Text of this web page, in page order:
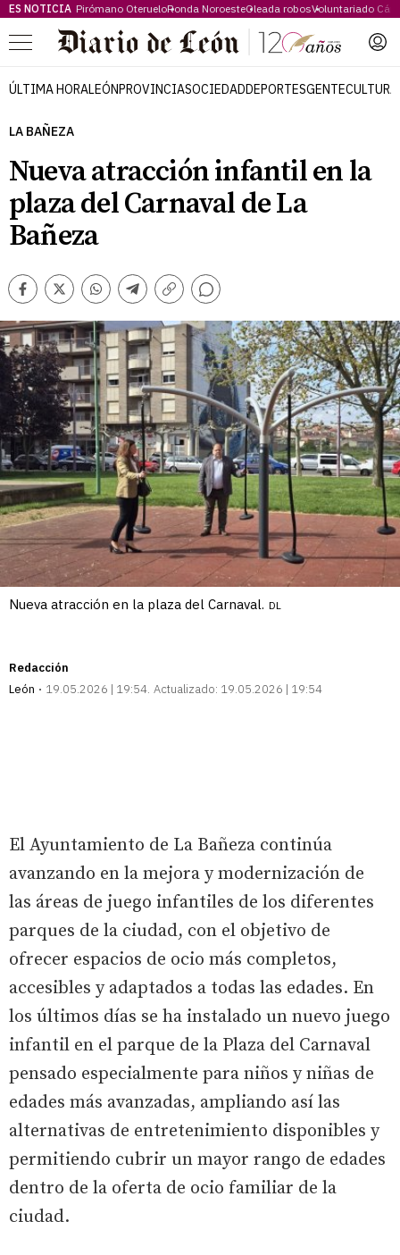
ES NOTICIA Pirómano OterueloRonda NoroesteOleada robosVoluntariado
Menú
ÚLTIMA HORALEÓNPROVINCIASOCIEDADDEPORTESGENTECULTURA
LA BAÑEZA
Nueva atracción infantil en la
plaza del Carnaval de La
Bañeza
Facebook
TwitterWhatsappTelegram
Copiar
Comentarios
Nueva atracción en la plaza del Carnaval. DL
Redacción
León
19.05.2026 | 19:54 Actualizado: 19.05.2026 | 19:54
El Ayuntamiento de La Bañeza continúa
avanzando en la mejora y modernización de
las áreas de juego infantiles de los diferentes
parques de la ciudad, con el objetivo de
ofrecer espacios de ocio más completos,
accesibles y adaptados a todas las edades. En
los últimos días se ha instalado un nuevo juego
infantil en el parque de la Plaza del Carnaval
pensado especialmente para niños y niñas de
edades más avanzadas, ampliando así las
alternativas de entretenimiento disponibles y
permitiendo cubrir un mayor rango de edades
dentro de la oferta de ocio familiar de la
ciudad.